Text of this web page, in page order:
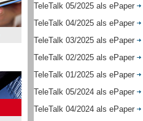
TeleTalk 05/2025 als ePaper
TeleTalk 04/2025 als ePaper
TeleTalk 03/2025 als ePaper
TeleTalk 02/2025 als ePaper
TeleTalk 01/2025 als ePaper
TeleTalk 05/2024 als ePaper
TeleTalk 04/2024 als ePaper